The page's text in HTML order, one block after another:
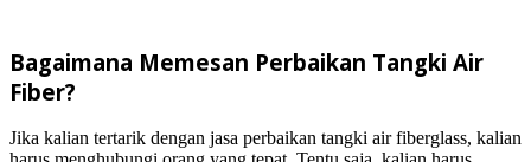
Bagaimana Memesan Perbaikan Tangki Air
Fiber?
Jika kalian tertarik dengan jasa perbaikan tangki air fiberglass, kalian